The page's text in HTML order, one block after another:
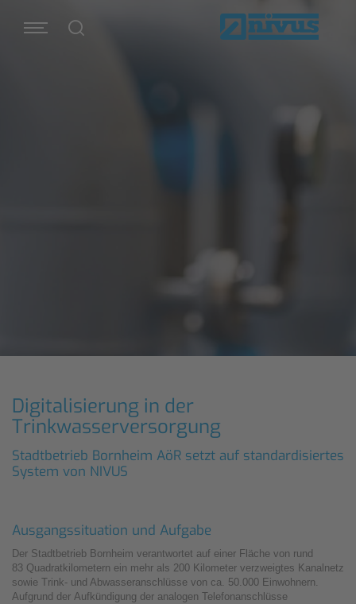
Digitalisierung in der
Trinkwasserversorgung
Stadtbetrieb Bornheim AöR setzt auf standardisiertes
System von NIVUS
Ausgangssituation und Aufgabe
Der Stadtbetrieb Bornheim verantwortet auf einer Fläche von rund
83 Quadratkilometern ein mehr als 200 Kilometer verzweigtes Kanalnetz
sowie Trink- und Abwasseranschlüsse von ca. 50.000 Einwohnern.
Aufgrund der Aufkündigung der analogen Telefonanschlüsse